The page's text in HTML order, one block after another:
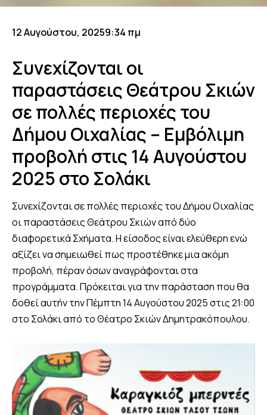
12 Αυγούστου, 20259:34 πμ
Συνεχίζονται οι
παραστάσεις Θεάτρου Σκιών
σε πολλές περιοχές του
Δήμου Οιχαλίας – Εμβόλιμη
προβολή στις 14 Αυγούστου
2025 στο Σολάκι
Συνεχίζονται σε πολλές περιοχές του Δήμου Οιχαλίας
οι παραστάσεις Θεάτρου Σκιών από δύο
διαφορετικά Σχήματα. Η είσοδος είναι ελεύθερη ενώ
αξίζει να σημειωθεί πως προστέθηκε μια ακόμη
προβολή, πέραν όσων αναγράφονται στα
προγράμματα. Πρόκειται για την παράσταση που θα
δοθεί αυτήν την Πέμπτη 14 Αυγούστου 2025 στις 21:00
στο Σολάκι από το Θέατρο Σκιών Δημητρακόπουλου.